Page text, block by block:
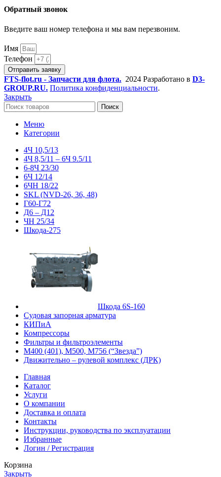
Обратный звонок
Введите ваш номер телефона и мы вам перезвоним.
Имя
Телефон
Отправить заявку
FTS-flot.ru - Запчасти для флота. 2024 Разработано в D3-
GROUP.RU. Политика конфиденциальности.
Закрыть
Поиск
Меню
Категории
4Ч 10,5/13
4Ч 8,5/11 – 6Ч 9.5/11
6-8Ч 23/30
6Ч 12/14
6ЧН 18/22
SKL (NVD-26, 36, 48)
Г60-Г72
Д6 – Д12
ЧН 25/34
Шкода-275
Шкода 6S-160
Судовая запорная арматура
КИПиА
Компрессоры
Фильтры и фильтроэлементы
М400 (401), М500, М756 (“Звезда”)
Движительно – рулевой комплекс (ДРК)
Главная
Каталог
Услуги
О компании
Доставка и оплата
Контакты
Инструкции, руководства по эксплуатации
Избранные
Логин / Регистрация
Корзина
Закрыть